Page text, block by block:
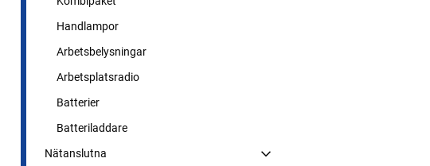
Handlampor
Arbetsbelysningar
Arbetsplatsradio
Batterier
Batteriladdare
Nätanslutna